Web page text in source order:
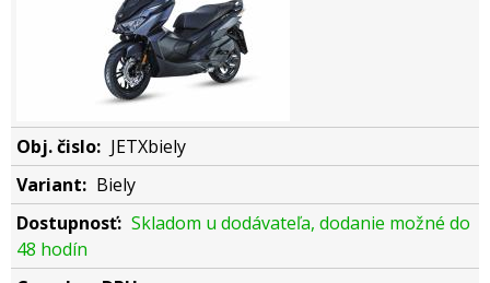
JETXbiely
Biely
Skladom u dodávateľa, dodanie možné do
48 hodín